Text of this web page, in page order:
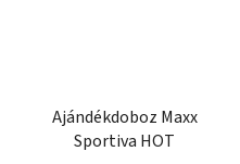
Ajándékdoboz Maxx
Sportiva HOT